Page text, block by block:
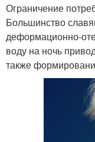
Ограничение
Большинство
деформационно-
воду на ночь
также